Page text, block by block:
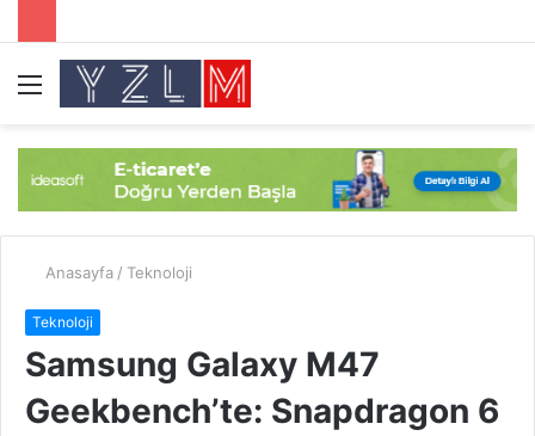
Menü
Anasayfa / Teknoloji
Teknoloji
Samsung Galaxy M47
Geekbench’te: Snapdragon 6